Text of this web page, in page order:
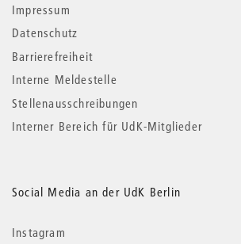
Impressum
Datenschutz
Barrierefreiheit
Interne Meldestelle
Stellenausschreibungen
Interner Bereich für UdK-Mitglieder
Social Media an der UdK Berlin
Instagram